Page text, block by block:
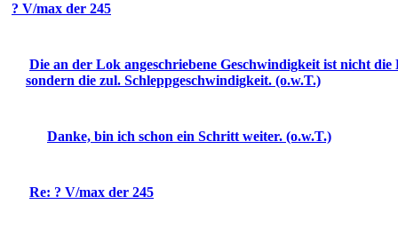
? V/max der 245
Die an der Lok angeschriebene Geschwindigkeit ist nicht die
sondern die zul. Schleppgeschwindigkeit. (o.w.T.)
Danke, bin ich schon ein Schritt weiter. (o.w.T.)
Re: ? V/max der 245